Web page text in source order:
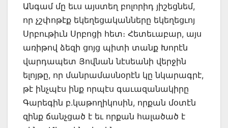
Անգամ մը եւս այստեղ բոլորիդ յիշեցնեմ,
որ չշփոթէք եկեղեցականները եկեղեցւոյ
Սրբութիւն Սրբոցի հետ։ Հետեւաբար, այս
առիթով ձեզի ցոյց պիտի տանք Խորէն
վարդապետ Յովնան նէսեանի վերջին
ելոյթը, որ մանրամասնօրէն կը նկարագրէ,
թէ ինչպէս ինք որպէս գաւազանակիրը
Գարեգին բ.կաթողիկոսին, որքան մօտէն
զինք ճանչցած է եւ որքան հալածած է